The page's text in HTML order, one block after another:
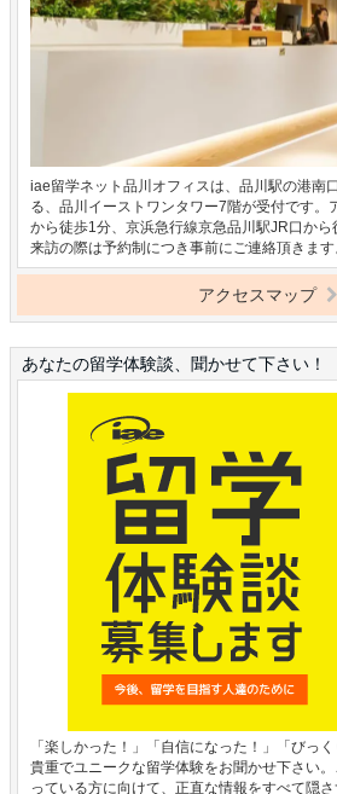
iae留学ネット品川オフィスは、品川駅の港南
る、品川イーストワンタワー7階が受付です。
から徒歩1分、京浜急行線京急品川駅JR口か
来訪の際は予約制につき事前にご連絡頂きます
アクセスマップ
あなたの留学体験談、聞かせて下さい！
「楽しかった！」「自信になった！」「びっ
貴重でユニークな留学体験をお聞かせ下さい
っている方に向けて、正直な情報をすべて隠